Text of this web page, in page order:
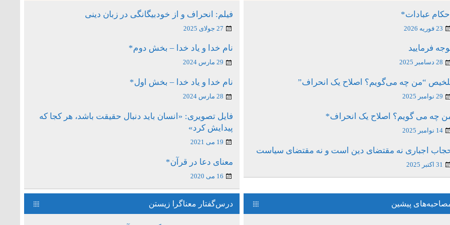
فیلم: انحراف و از خودبیگانگی در زبان دینی
27 جولای 2025
نام خدا و یاد خدا – بخش دوم*
29 مارس 2024
نام خدا و یاد خدا – بخش اول*
28 مارس 2024
فایل تصویری: «انسان باید دنبال حقیقت باشد، هر کجا که
پیدایش کرد»
19 می 2021
معنای دعا در قرآن*
16 می 2020
احکام عبادات*
23 فوریه 2026
فرمایید
28 دسامبر 2025
“من چه می‌گویم؟ اصلاح یک انحراف”
29 نوامبر 2025
چه می گویم؟ اصلاح یک انحراف*
14 نوامبر 2025
اجباری نه مقتضای دین است و نه مقتضای سیاست
31 اکتبر 2025
درس‌گفتار معناگرا زیستن پیشین